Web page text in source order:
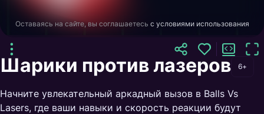
Оставаясь на сайте, вы соглашаетесь с условиями использования
Шарики против лазеров 6+
Начните увлекательный аркадный вызов в Balls Vs
Lasers, где ваши навыки и скорость реакции будут